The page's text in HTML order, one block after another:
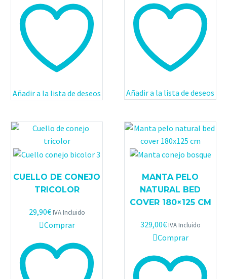
Añadir a la lista de deseos Añadir a la lista de deseos
CUELLO DE CONEJO
TRICOLOR
29,90€ IVA Incluido
Comprar
MANTA PELO
NATURAL BED
COVER 180×125 CM
329,00€ IVA Incluido
Comprar